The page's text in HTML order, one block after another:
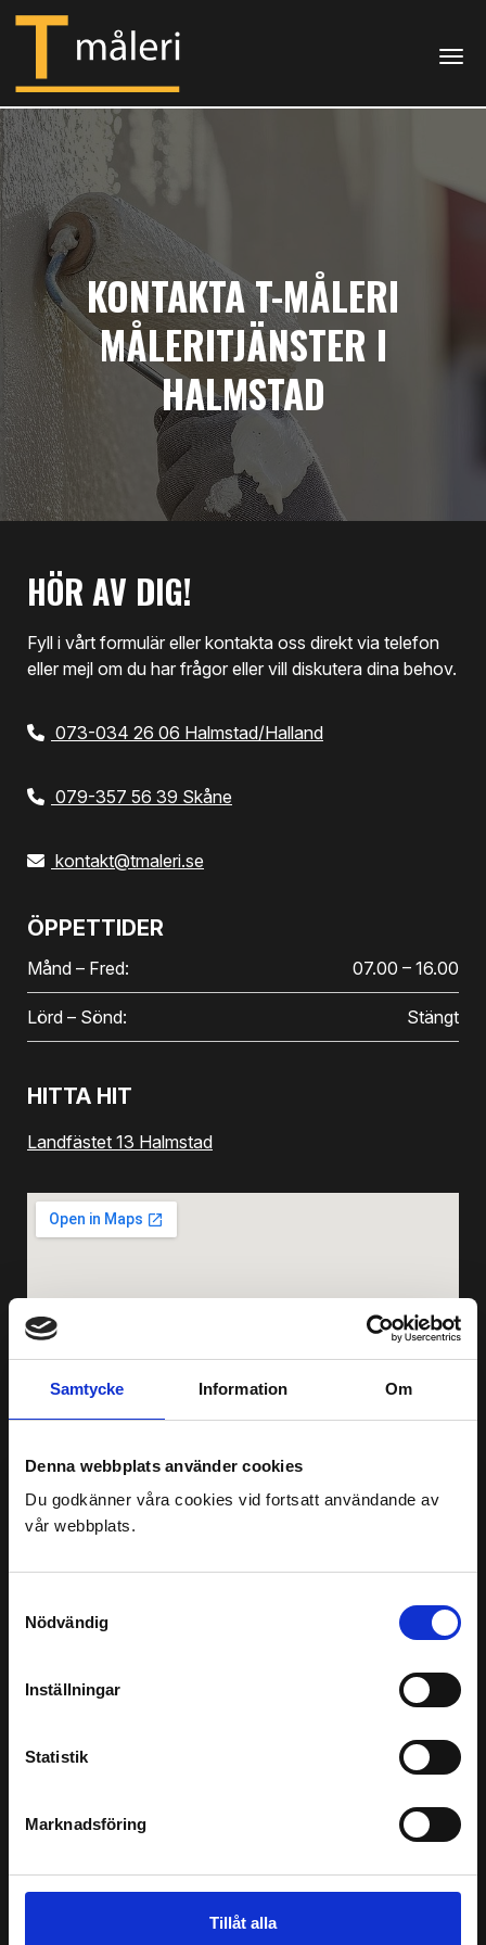
Samtycke Information Om
Denna webbplats använder cookies
Du godkänner våra cookies vid fortsatt användande av
vår webbplats.
Nödvändig
Inställningar
Statistik
Marknadsföring
Tillåt alla
KONTAKTA T-MÅLERI
MÅLERITJÄNSTER I
HALMSTAD
HÖR AV DIG!
Fyll i vårt formulär eller kontakta oss direkt via telefon
eller mejl om du har frågor eller vill diskutera dina behov.
073-034 26 06 Halmstad/Halland
079-357 56 39 Skåne
kontakt@tmaleri.se
ÖPPETTIDER
Månd – Fred: 07.00 – 16.00
Lörd – Sönd: Stängt
HITTA HIT
Landfästet 13 Halmstad
FÅ EN FRI OFFERT IDAG
Efternamn
Telefon*